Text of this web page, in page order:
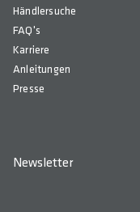
Händlersuche
FAQ's
Karriere
Anleitungen
Presse
Newsletter